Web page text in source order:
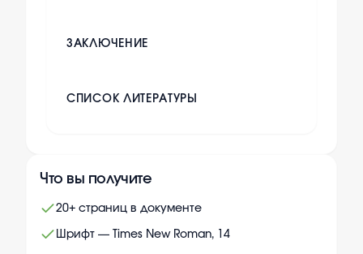
ЗАКЛЮЧЕНИЕ
СПИСОК ЛИТЕРАТУРЫ
Что вы получите
20+ страниц в документе
Шрифт — Times New Roman, 14